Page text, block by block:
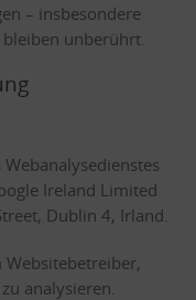
– insbesondere
unberührt.
Ireland Limited
Dublin 4, Irland.
Websitebetreiber,
analysieren.